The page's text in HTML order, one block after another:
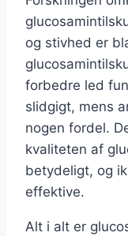
og stivhed er
forbedre led
slidgigt, mens
nogen fordel.
kvaliteten af
betydeligt, og
effektive.
Alt i alt er